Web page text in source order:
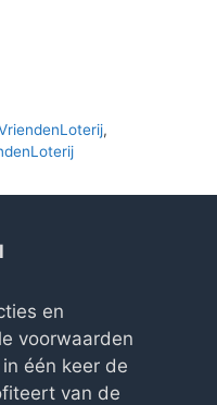
,
en
voorwaarden
één keer de
van de